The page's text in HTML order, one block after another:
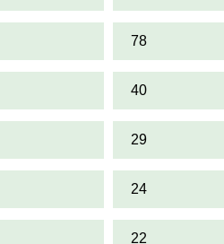
78
40
29
24
22